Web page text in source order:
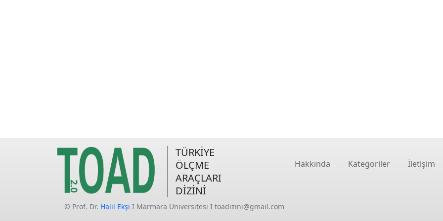
TÜRKİYE
ÖLÇME
ARAÇLARI
DİZİNİ
Hakkında Kategoriler İletişim
© Prof. Dr. Halil Ekşi I Marmara Üniversitesi I toadizini@gmail.com